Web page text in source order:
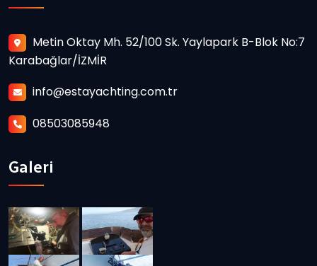
Metin Oktay Mh. 52/100 Sk. Yaylapark B-Blok No:7
Karabağlar/İZMİR
info@estayachting.com.tr
08503085948
Galeri